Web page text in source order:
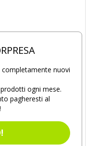
nuovi
ogni mese.
pagheresti al